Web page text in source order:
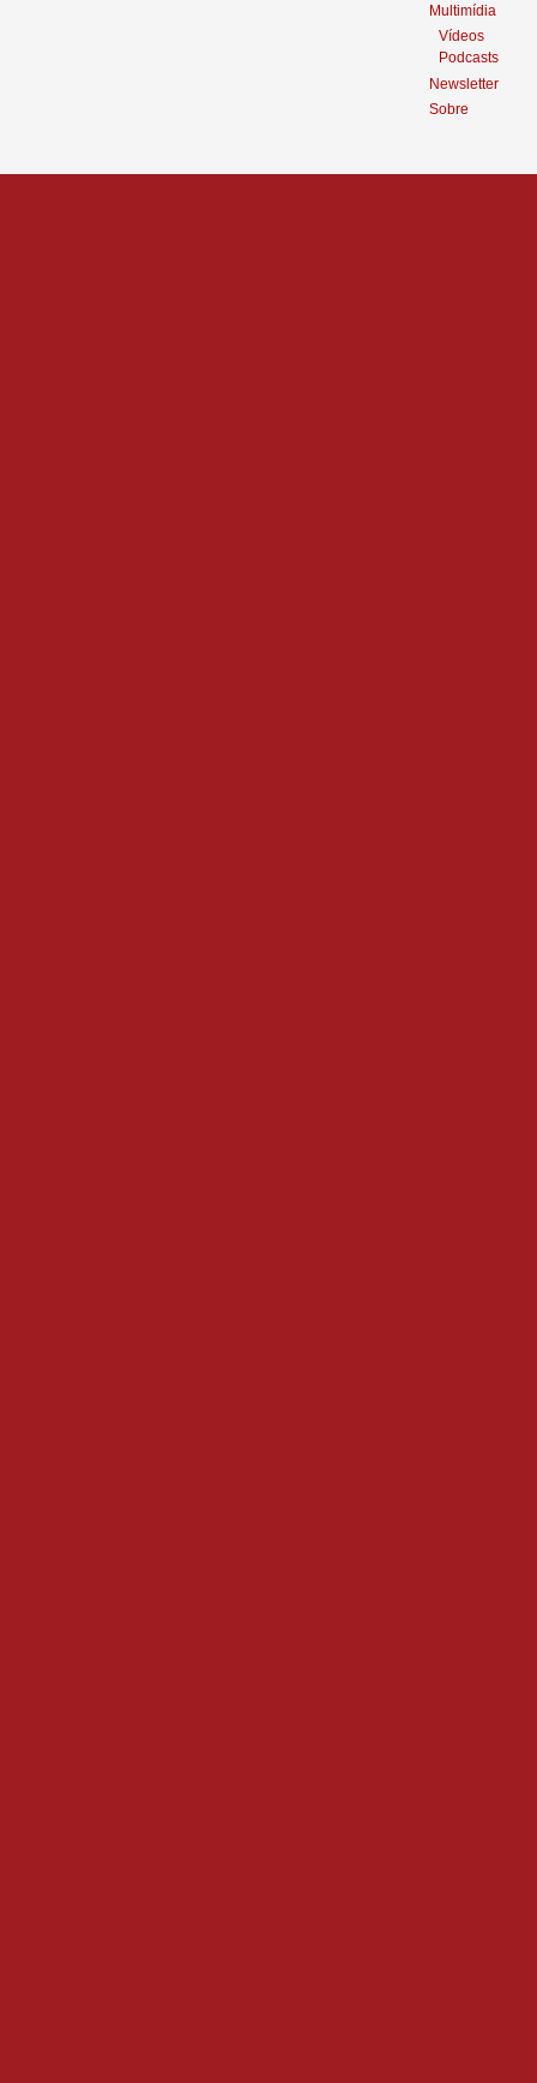
Multimídia
Vídeos
Podcasts
Newsletter
Sobre